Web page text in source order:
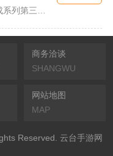
商务洽谈
SHANGWU
网站地图
MAP
Reserved. 云台手游网